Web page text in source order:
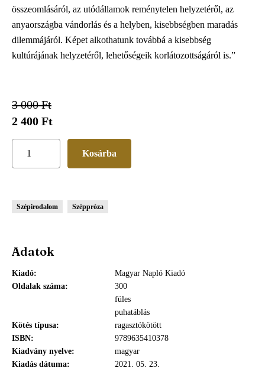
összeomlásáról, az utódállamok reménytelen helyzetéről, az
anyaországba vándorlás és a helyben, kisebbségben maradás
dilemmájáról. Képet alkothatunk továbbá a kisebbség
kultúrájának helyzetéről, lehetőségeik korlátozottságáról is.”
3 000 Ft
2 400 Ft
Szépirodalom Széppróza
Adatok
Kiadó
Magyar Napló Kiadó
Oldalak száma
300
Kötés típusa
füles
puhatáblás
ragasztókötött
ISBN
9789635410378
Kiadvány nyelve
magyar
Kiadás dátuma
2021. 05. 23.